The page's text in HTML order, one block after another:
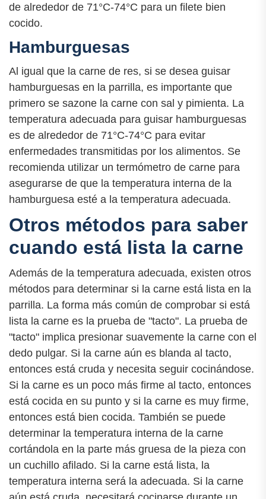
de alrededor de 71°C-74°C para un filete bien
cocido.
Hamburguesas
Al igual que la carne de res, si se desea guisar
hamburguesas en la parrilla, es importante que
primero se sazone la carne con sal y pimienta. La
temperatura adecuada para guisar hamburguesas
es de alrededor de 71°C-74°C para evitar
enfermedades transmitidas por los alimentos. Se
recomienda utilizar un termómetro de carne para
asegurarse de que la temperatura interna de la
hamburguesa esté a la temperatura adecuada.
Otros métodos para saber
cuando está lista la carne
Además de la temperatura adecuada, existen otros
métodos para determinar si la carne está lista en la
parrilla. La forma más común de comprobar si está
lista la carne es la prueba de "tacto". La prueba de
"tacto" implica presionar suavemente la carne con el
dedo pulgar. Si la carne aún es blanda al tacto,
entonces está cruda y necesita seguir cocinándose.
Si la carne es un poco más firme al tacto, entonces
está cocida en su punto y si la carne es muy firme,
entonces está bien cocida. También se puede
determinar la temperatura interna de la carne
cortándola en la parte más gruesa de la pieza con
un cuchillo afilado. Si la carne está lista, la
temperatura interna será la adecuada. Si la carne